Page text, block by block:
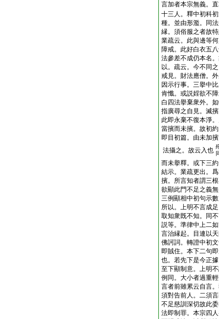
言加者本宗無義。
十三人。釋中初科
種。並由形濫。同
縁。須俗服之者故
業疏云。此與邊等
障戒。此好白衣五
法參差不成仍本名
以。疏云。今不同
戒見。財法應僧。
因示行事。三擧中
肯懺。或説婬欲不
白四法擧棄衆外。
指廣尋之自見。滅
此即永棄不復本淨
當擯而未擯。故初
即目初篇。由未加
法攝之。故云入也
而未擧釋。或下三
結示。業疏更出。
擯。所言知者謂三
欲顯此門不足之義
三例顯相中初句示
所以。上明不言成
取知衆既不知。同
説等。準律中上二
言治縁起。目連以
佛訶詞。轉證中初
即賊住。本下二句
也。若先下是今正
至下顯制意。上明
例同。大小者過重
言者前雖累云自言
須對告前人。二須
不足慈訓深切故此
法即制罪。本宗四